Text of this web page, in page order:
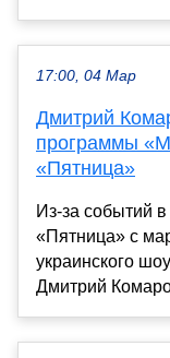
17:00, 04 Мар
Дмитрий
программы
«Пятница»
Из-за событий
«Пятница» с
украинского
Дмитрий